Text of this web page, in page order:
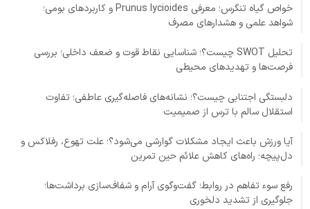
خواص گیاه تنگرس؛ معرفی Prunus lycioides و کاربردهای بومی؛
شواهد علمی و هشدارهای مصرف
تحلیل SWOT چیست؟؛ شناسایی نقاط قوت و ضعف داخلی؛ بررسی
فرصت‌ها و تهدیدهای محیطی
دلبستگی اجتنابی چیست؟؛ نشانه‌های فاصله‌گیری عاطفی؛ تفاوت
استقلال سالم با ترس از صمیمیت
آیا ورزش باعث ایجاد مشکلات گوارشی می‌شود؟؛ علت تهوع، رفلاکس و
دل‌پیچه؛ راه‌های کاهش علائم حین تمرین
رفع سوء تفاهم در روابط؛ گفت‌وگوی آرام و شفاف‌سازی برداشت‌ها؛
جلوگیری از تشدید دلخوری